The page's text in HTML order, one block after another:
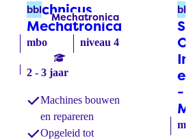
Technicus
Mechatronica
mbo niveau 4
2 - 3 jaar
bbl
Machines bouwen
en repareren
Opgeleid tot
-
Labels:
Mechatronica